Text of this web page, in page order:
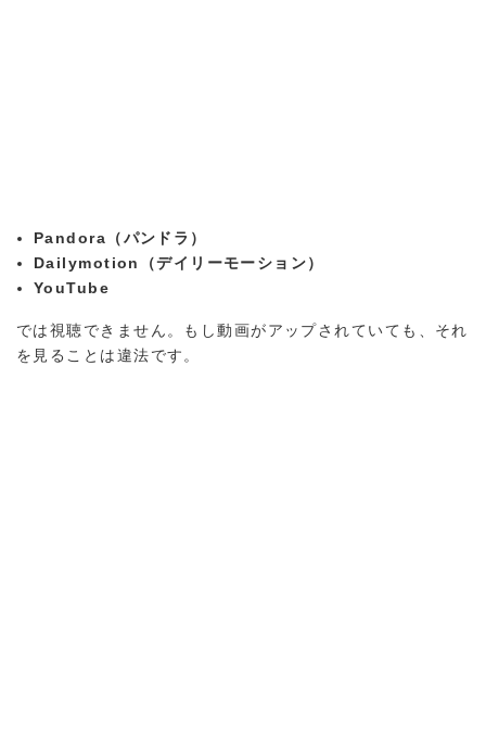
Pandora（パンドラ）
Dailymotion（デイリーモーション）
YouTube
では視聴できません。もし動画がアップされていても、それ
を見ることは違法です。